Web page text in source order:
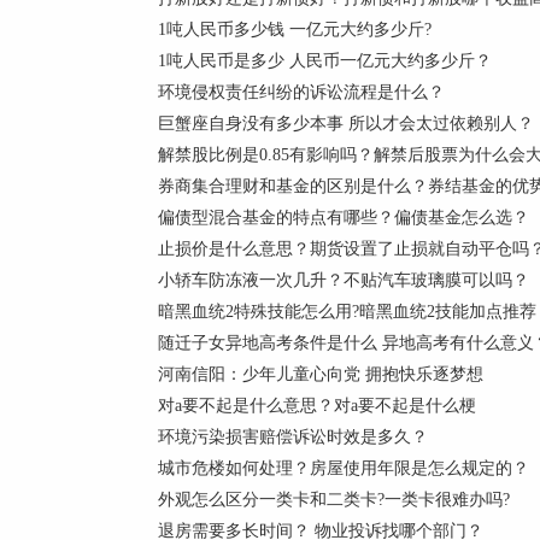
1吨人民币多少钱 一亿元大约多少斤?
1吨人民币是多少 人民币一亿元大约多少斤？
环境侵权责任纠纷的诉讼流程是什么？
巨蟹座自身没有多少本事 所以才会太过依赖别人？
解禁股比例是0.85有影响吗？解禁后股票为什么会
券商集合理财和基金的区别是什么？券结基金的优
偏债型混合基金的特点有哪些？偏债基金怎么选？
止损价是什么意思？期货设置了止损就自动平仓吗
小轿车防冻液一次几升？不贴汽车玻璃膜可以吗？
暗黑血统2特殊技能怎么用?暗黑血统2技能加点推荐
随迁子女异地高考条件是什么 异地高考有什么意义
河南信阳：少年儿童心向党 拥抱快乐逐梦想
对a要不起是什么意思？对a要不起是什么梗
环境污染损害赔偿诉讼时效是多久？
城市危楼如何处理？房屋使用年限是怎么规定的？
外观怎么区分一类卡和二类卡?一类卡很难办吗?
退房需要多长时间？ 物业投诉找哪个部门？